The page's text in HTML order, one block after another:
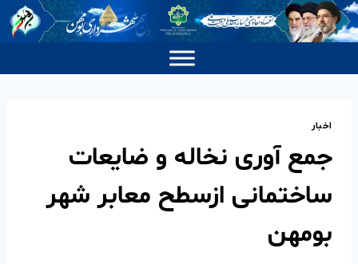
اخبار
جمع آوری نخاله و ضایعات
ساختمانی ازسطح معابر شهر
بومهن